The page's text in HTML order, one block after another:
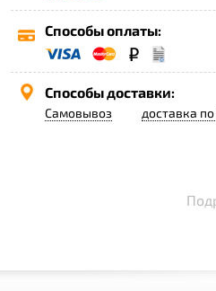
Способы оплаты:
Способы доставки:
Самовывоз доставка